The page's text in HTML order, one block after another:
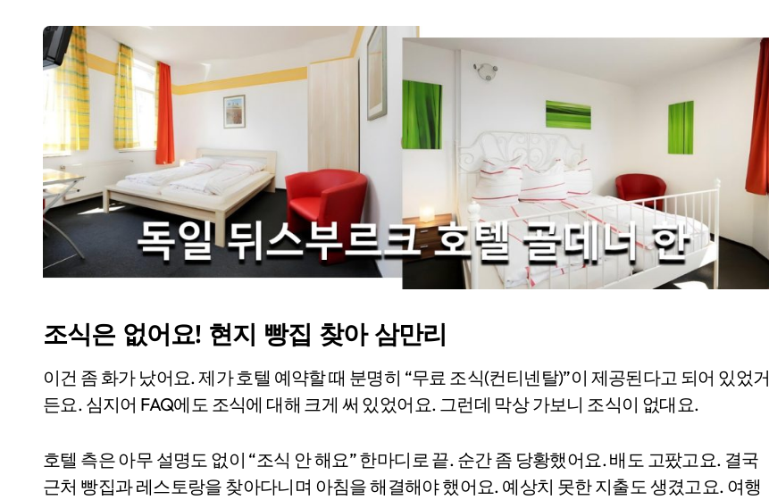
조식은 없어요! 현지 빵집 찾아 삼만리
이건 좀 화가 났어요. 제가 호텔 예약할 때 분명히 “무료 조식(컨티넨탈)”이 제공된다고 되어 있었거
든요. 심지어 FAQ에도 조식에 대해 크게 써 있었어요. 그런데 막상 가보니 조식이 없대요.
호텔 측은 아무 설명도 없이 “조식 안 해요” 한마디로 끝. 순간 좀 당황했어요. 배도 고팠고요. 결국
근처 빵집과 레스토랑을 찾아다니며 아침을 해결해야 했어요. 예상치 못한 지출도 생겼고요. 여행